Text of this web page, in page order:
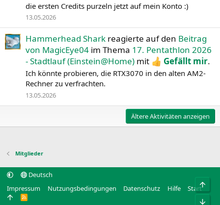
die ersten Credits purzeln jetzt auf mein Konto :)
13.05.2026
Hammerhead Shark reagierte auf den Beitrag
von MagicEye04 im Thema 17. Pentathlon 2026
- Stadtlauf (Einstein@Home) mit Gefällt mir.
Ich könnte probieren, die RTX3070 in den alten AM2-
Rechner zu verfrachten.
13.05.2026
Ältere Aktivitäten anzeigen
Mitglieder
Deutsch
Impressum
Nutzungsbedingungen Datenschutz Hilfe Start
R